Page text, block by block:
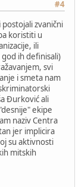
#4
zvanični
koristiti u
ili
ih definisali)
svi
i smeta nam
Đurković ali
ekipe
naziv Centra
jer implicira
su aktivnosti
mitskih